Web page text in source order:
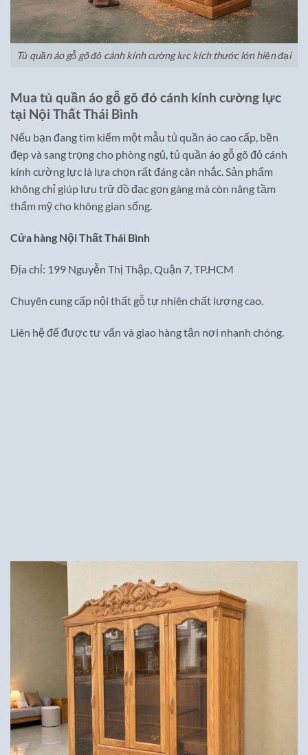
Tủ quần áo gỗ gõ đỏ cánh kính cường lực kích thước lớn hiện đại
Mua tủ quần áo gỗ gõ đỏ cánh kính cường lực
tại Nội Thất Thái Bình
Nếu bạn đang tìm kiếm một mẫu tủ quần áo cao cấp, bền
đẹp và sang trọng cho phòng ngủ, tủ quần áo gỗ gõ đỏ cánh
kính cường lực là lựa chọn rất đáng cân nhắc. Sản phẩm
không chỉ giúp lưu trữ đồ đạc gọn gàng mà còn nâng tầm
thẩm mỹ cho không gian sống.
Cửa hàng Nội Thất Thái Bình
Địa chỉ: 199 Nguyễn Thị Thập, Quận 7, TP.HCM
Chuyên cung cấp nội thất gỗ tự nhiên chất lượng cao.
Liên hệ để được tư vấn và giao hàng tận nơi nhanh chóng.